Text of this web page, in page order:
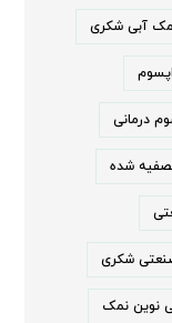
آبی شکری
درمانی
شده
شکری
نوین نمک